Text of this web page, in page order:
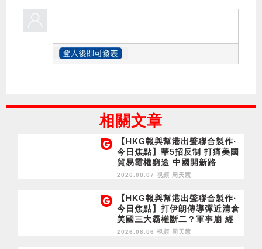
相關文章
【HKG報與幫港出聲聯合製作‧
今日焦點】華5招反制 打痛美國
貿易霸權窮途 中國開新路
2026.08.07 視頻 周天慧
【HKG報與幫港出聲聯合製作‧
今日焦點】打伊朗傳導彈近清倉
美國三大霸權斷二？軍事崩 經
濟損
2026.08.06 視頻 周天慧